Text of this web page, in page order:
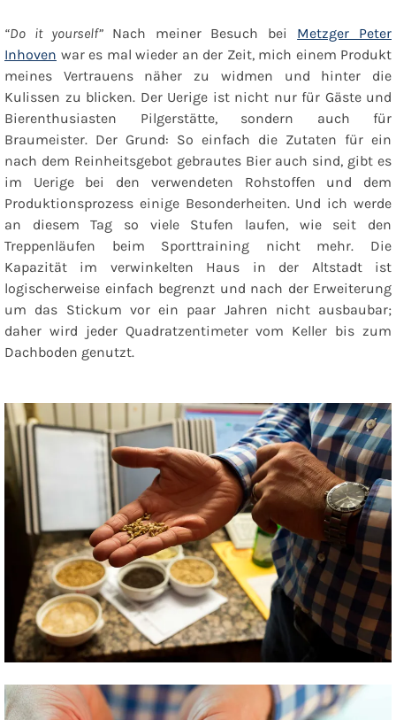
“Do it yourself” Nach meiner Besuch bei Metzger Peter
Inhoven war es mal wieder an der Zeit, mich einem Produkt
meines Vertrauens näher zu widmen und hinter die
Kulissen zu blicken. Der Uerige ist nicht nur für Gäste und
Bierenthusiasten Pilgerstätte, sondern auch für
Braumeister. Der Grund: So einfach die Zutaten für ein
nach dem Reinheitsgebot gebrautes Bier auch sind, gibt es
im Uerige bei den verwendeten Rohstoffen und dem
Produktionsprozess einige Besonderheiten. Und ich werde
an diesem Tag so viele Stufen laufen, wie seit den
Treppenläufen beim Sporttraining nicht mehr. Die
Kapazität im verwinkelten Haus in der Altstadt ist
logischerweise einfach begrenzt und nach der Erweiterung
um das Stickum vor ein paar Jahren nicht ausbaubar;
daher wird jeder Quadratzentimeter vom Keller bis zum
Dachboden genutzt.